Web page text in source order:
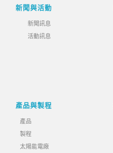
新聞與活動
新聞訊息
活動訊息
產品與製程
產品
製程
太陽能電廠